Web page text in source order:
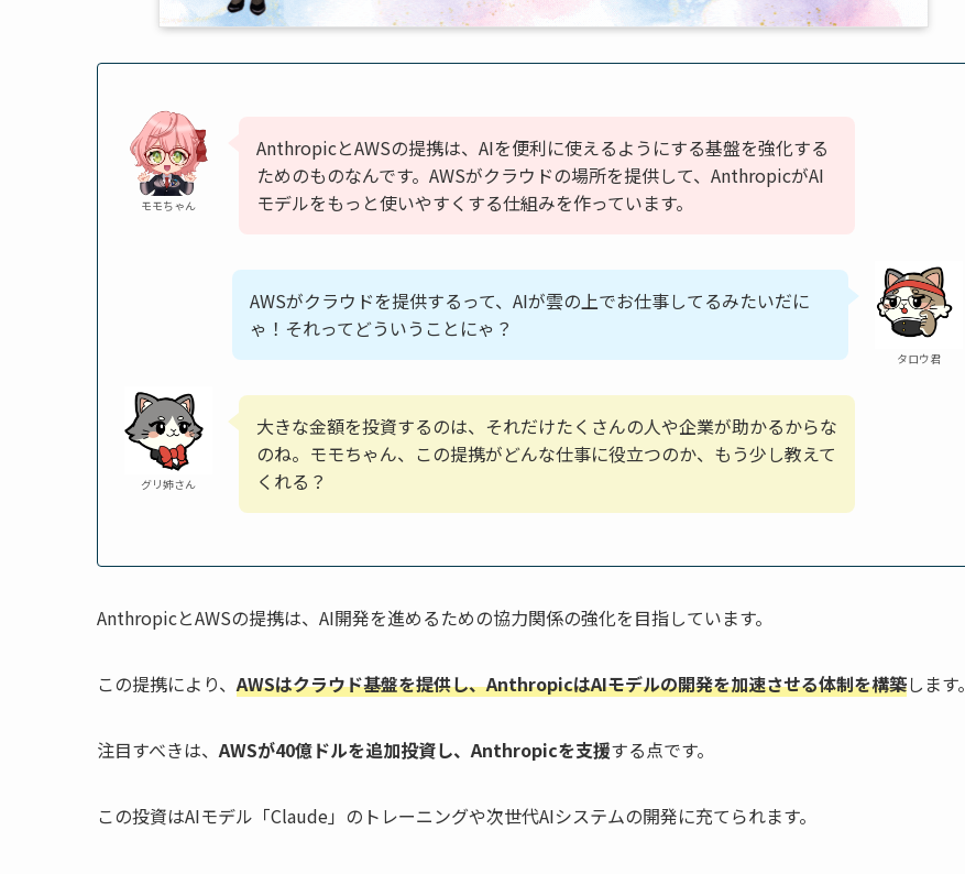
モモちゃん
AnthropicとAWSの提携は、AIを便利に使えるようにする基盤を強化する
ためのものなんです。AWSがクラウドの場所を提供して、AnthropicがAI
モデルをもっと使いやすくする仕組みを作っています。
タロウ君
AWSがクラウドを提供するって、AIが雲の上でお仕事してるみたいだに
ゃ！それってどういうことにゃ？
グリ姉さん
大きな金額を投資するのは、それだけたくさんの人や企業が助かるからな
のね。モモちゃん、この提携がどんな仕事に役立つのか、もう少し教えて
くれる？
AnthropicとAWSの提携は、AI開発を進めるための協力関係の強化を目指しています。
この提携により、 AWSはクラウド基盤を提供し、AnthropicはAIモデルの開発を加速させる体制を構築します。
注目すべきは、 AWSが40億ドルを追加投資し、Anthropicを支援する点です。
この投資はAIモデル「Claude」のトレーニングや次世代AIシステムの開発に充てられます。